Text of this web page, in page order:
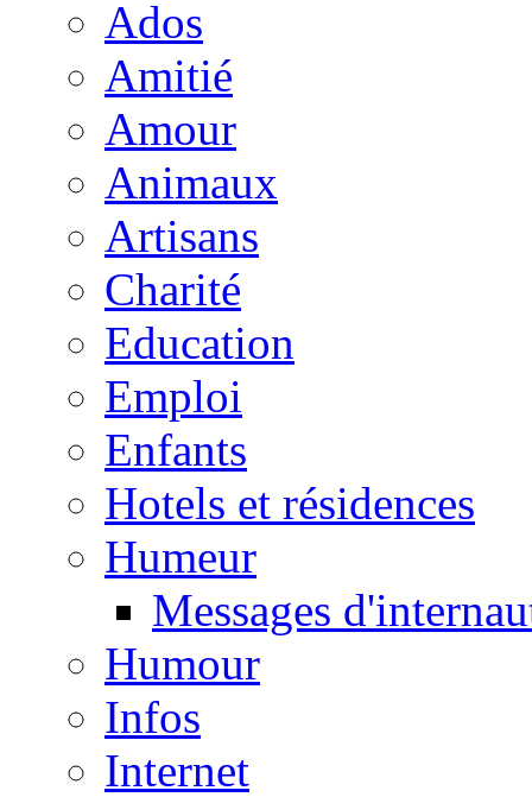
Ados
Amitié
Amour
Animaux
Artisans
Charité
Education
Emploi
Enfants
Hotels et résidences
Humeur
Messages
Humour
Infos
Internet